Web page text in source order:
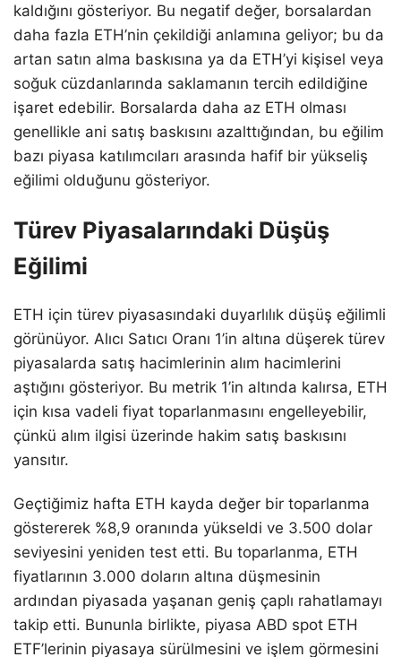
kaldığını gösteriyor. Bu negatif değer, borsalardan
daha fazla ETH’nin çekildiği anlamına geliyor; bu da
artan satın alma baskısına ya da ETH’yi kişisel veya
soğuk cüzdanlarında saklamanın tercih edildiğine
işaret edebilir. Borsalarda daha az ETH olması
genellikle ani satış baskısını azalttığından, bu eğilim
bazı piyasa katılımcıları arasında hafif bir yükseliş
eğilimi olduğunu gösteriyor.
Türev Piyasalarındaki Düşüş
Eğilimi
ETH için türev piyasasındaki duyarlılık düşüş eğilimli
görünüyor. Alıcı Satıcı Oranı 1’in altına düşerek türev
piyasalarda satış hacimlerinin alım hacimlerini
aştığını gösteriyor. Bu metrik 1’in altında kalırsa, ETH
için kısa vadeli fiyat toparlanmasını engelleyebilir,
çünkü alım ilgisi üzerinde hakim satış baskısını
yansıtır.
Geçtiğimiz hafta ETH kayda değer bir toparlanma
göstererek %8,9 oranında yükseldi ve 3.500 dolar
seviyesini yeniden test etti. Bu toparlanma, ETH
fiyatlarının 3.000 doların altına düşmesinin
ardından piyasada yaşanan geniş çaplı rahatlamayı
takip etti. Bununla birlikte, piyasa ABD spot ETH
ETF’lerinin piyasaya sürülmesini ve işlem görmesini